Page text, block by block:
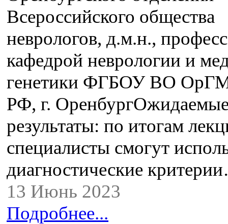
Всероссийского общества
неврологов, д.м.н.,
кафедрой неврологии и
генетики ФГБОУ ВО
РФ, г.
результаты: по итогам
специалисты смогут
диагностические
13 Июнь 2023
Подробнее...